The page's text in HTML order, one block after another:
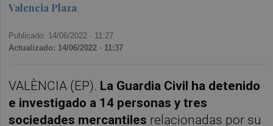
Valencia Plaza
Publicado: 14/06/2022 · 11:27
Actualizado: 14/06/2022 · 11:37
VALÈNCIA (EP). La Guardia Civil ha detenido
e investigado a 14 personas y tres
sociedades mercantiles relacionadas por su